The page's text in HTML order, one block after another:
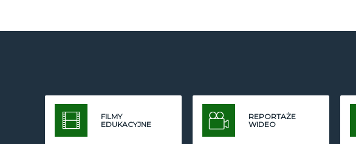
FILMY
EDUKACYJNE
REPORTAŻE
WIDEO